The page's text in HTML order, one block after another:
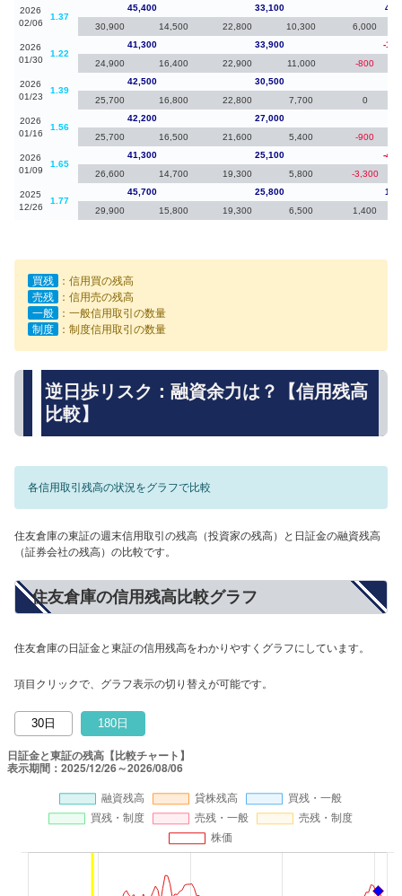
2026
02/06
1.37
45,400 33,100
30,900
14,500 22,800 10,300 6,000
2026
01/30
1.22
41,300 33,900
-
24,900
16,400 22,900 11,000 -800
2026
01/23
1.39
42,500 30,500
25,700
16,800 22,800 7,700 0
2026
01/16
1.56
42,200 27,000
25,700
16,500 21,600 5,400 -900
2026
01/09
1.65
41,300 25,100
-
26,600
14,700 19,300 5,800 -3,300
2025
12/26
1.77
45,700 25,800
29,900
15,800 19,300 6,500 1,400
買残
：信用買の残高
売残
：信用売の残高
一般
：一般信用取引の数量
制度
：制度信用取引の数量
逆日歩リスク：融資余力は？【信用残高
比較】
各信用取引残高の状況をグラフで比較
住友倉庫の東証の週末信用取引の残高（投資家の残高）と日証金の融資残高
（証券会社の残高）の比較です。
住友倉庫の信用残高比較グラフ
住友倉庫の日証金と東証の信用残高をわかりやすくグラフにしています。
項目クリックで、グラフ表示の切り替えが可能です。
30日 180日